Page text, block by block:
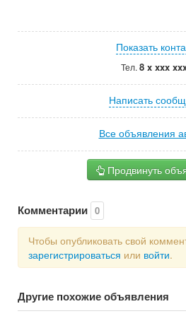
Показать
Тел. 8 x xxx
Написать
Все объявления
Продвинуть
Комментарии 0
Чтобы опубликовать свой
зарегистрироваться или войти.
Другие похожие объявления